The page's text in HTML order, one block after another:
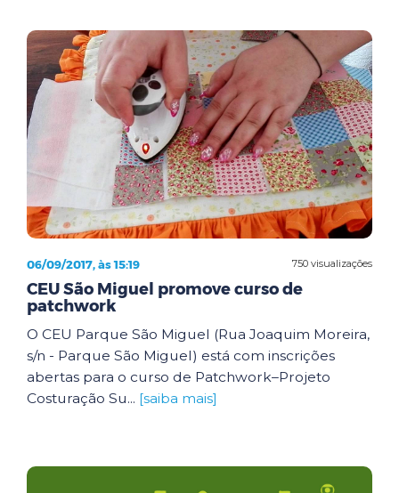
750 visualizações
06/09/2017, às 15:19
CEU São Miguel promove curso de
patchwork
O CEU Parque São Miguel (Rua Joaquim Moreira,
s/n - Parque São Miguel) está com inscrições
abertas para o curso de Patchwork–Projeto
Costuração Su... [saiba mais]